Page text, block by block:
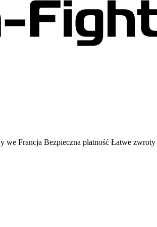
we Francja Bezpieczna płatność Łatwe zwroty